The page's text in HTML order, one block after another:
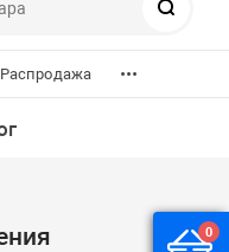
Распродажа ...
0